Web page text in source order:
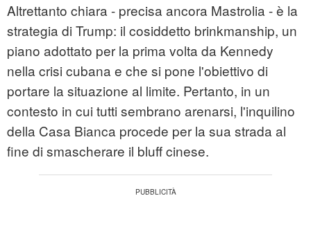
Altrettanto chiara - precisa ancora Mastrolia - è la
strategia di Trump: il cosiddetto brinkmanship, un
piano adottato per la prima volta da Kennedy
nella crisi cubana e che si pone l'obiettivo di
portare la situazione al limite. Pertanto, in un
contesto in cui tutti sembrano arenarsi, l'inquilino
della Casa Bianca procede per la sua strada al
fine di smascherare il bluff cinese.